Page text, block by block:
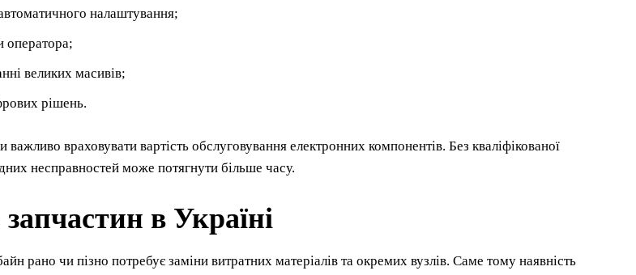
налаштування;
оператора;
великих масивів;
рішень.
важливо враховувати вартість обслуговування електронних компонентів. Без кваліфікованої
несправностей може потягнути більше часу.
в Україні
рано чи пізно потребує заміни витратних матеріалів та окремих вузлів. Саме тому наявність